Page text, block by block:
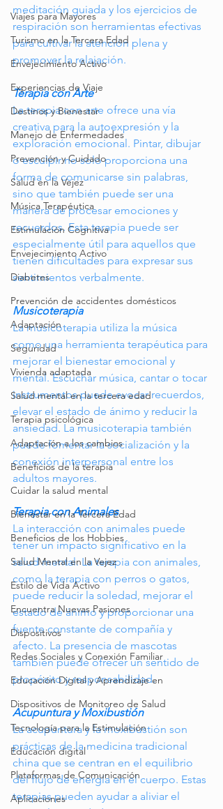
Viajes para Mayores
Turismo en la Tercera Edad
Envejecimiento Activo
Experiencias de Viaje
Destinos y Bienestar
Manejo de Enfermedades
Prevención y Cuidado
Salud en la Vejez
Música Terapéutica
Estimulación Cognitiva
Envejecimiento Activo
Diabetes
Prevención de accidentes domésticos
Adaptación
Seguridad
Vivienda adaptada
Salud mental en la tercera edad
Terapia psicológica
Adaptación a los cambios
Beneficios de la terapia
Cuidar la salud mental
Bienestar en la Tercera Edad
Beneficios de los Hobbies
Salud Mental en la Vejez
Estilo de Vida Activo
Encuentra Nuevas Pasiones
Dispositivos
Redes Sociales y Conexión Familiar
Educación Digital y Aprendizaje en
Dispositivos de Monitoreo de Salud
Tecnología para la Estimulación
Educación digital
Plataformas de Comunicación
Aplicaciones
meditación guiada y los ejercicios de
respiración son herramientas efectivas
para cultivar la atención plena y
promover la relajación.
Terapia con Arte
La terapia con arte ofrece una vía
creativa para la autoexpresión y la
exploración emocional. Pintar, dibujar
o esculpir no solo proporciona una
forma de comunicarse sin palabras,
sino que también puede ser una
manera de procesar emociones y
recuerdos. Esta terapia puede ser
especialmente útil para aquellos que
tienen dificultades para expresar sus
sentimientos verbalmente.
Musicoterapia
La musicoterapia utiliza la música
como una herramienta terapéutica para
mejorar el bienestar emocional y
mental. Escuchar música, cantar o tocar
instrumentos puede evocar recuerdos,
elevar el estado de ánimo y reducir la
ansiedad. La musicoterapia también
puede fomentar la socialización y la
conexión interpersonal entre los
adultos mayores.
Terapia con Animales
La interacción con animales puede
tener un impacto significativo en la
salud mental. La terapia con animales,
como la terapia con perros o gatos,
puede reducir la soledad, mejorar el
estado de ánimo y proporcionar una
fuente constante de compañía y
afecto. La presencia de mascotas
también puede ofrecer un sentido de
propósito y responsabilidad.
Acupuntura y Moxibustión
La acupuntura y la moxibustión son
prácticas de la medicina tradicional
china que se centran en el equilibrio
del flujo de energía en el cuerpo. Estas
terapias pueden ayudar a aliviar el